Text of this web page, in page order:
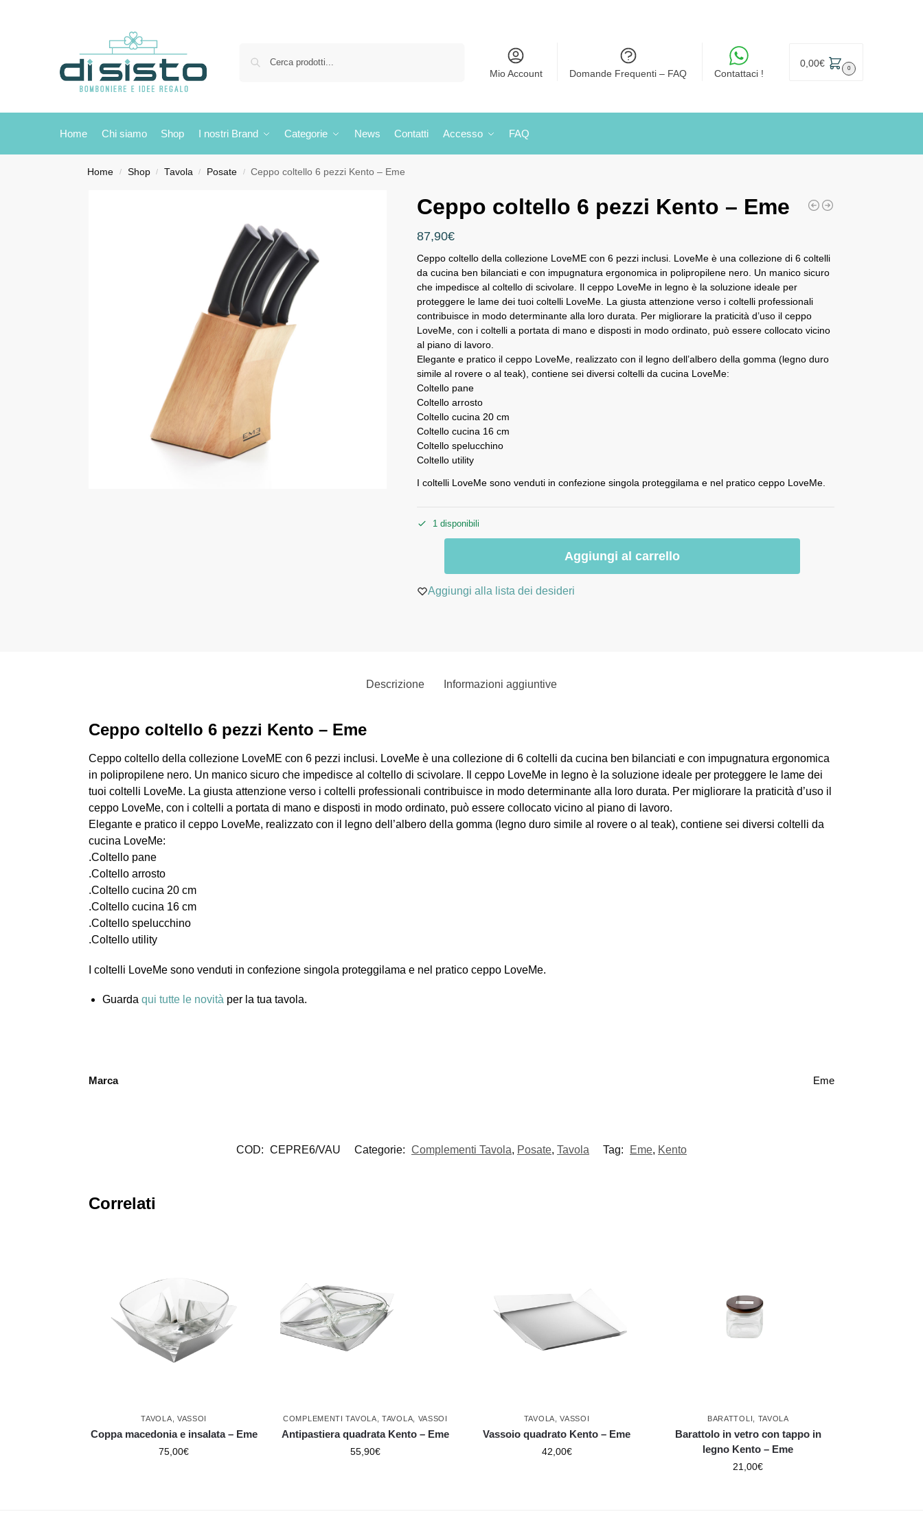
Mio Account Domande Frequenti – FAQ Contattaci !
0,00€ 0
Home Chi siamo Shop I nostri Brand Categorie News Contatti Accesso FAQ
Home / Shop / Tavola / Posate / Ceppo coltello 6 pezzi Kento – Eme
Ceppo coltello 6 pezzi Kento – Eme
87,90€
Ceppo coltello della collezione LoveME con 6 pezzi inclusi. LoveMe è una collezione di 6 coltelli
da cucina ben bilanciati e con impugnatura ergonomica in polipropilene nero. Un manico sicuro
che impedisce al coltello di scivolare. Il ceppo LoveMe in legno è la soluzione ideale per
proteggere le lame dei tuoi coltelli LoveMe. La giusta attenzione verso i coltelli professionali
contribuisce in modo determinante alla loro durata. Per migliorare la praticità d’uso il ceppo
LoveMe, con i coltelli a portata di mano e disposti in modo ordinato, può essere collocato vicino
al piano di lavoro.
Elegante e pratico il ceppo LoveMe, realizzato con il legno dell’albero della gomma (legno duro
simile al rovere o al teak), contiene sei diversi coltelli da cucina LoveMe:
Coltello pane
Coltello arrosto
Coltello cucina 20 cm
Coltello cucina 16 cm
Coltello spelucchino
Coltello utility
I coltelli LoveMe sono venduti in confezione singola proteggilama e nel pratico ceppo LoveMe.
1 disponibili
Aggiungi al carrello
Aggiungi alla lista dei desideri
Descrizione Informazioni aggiuntive
Ceppo coltello 6 pezzi Kento – Eme
Ceppo coltello della collezione LoveME con 6 pezzi inclusi. LoveMe è una collezione di 6 coltelli da cucina ben bilanciati e con impugnatura ergonomica
in polipropilene nero. Un manico sicuro che impedisce al coltello di scivolare. Il ceppo LoveMe in legno è la soluzione ideale per proteggere le lame dei
tuoi coltelli LoveMe. La giusta attenzione verso i coltelli professionali contribuisce in modo determinante alla loro durata. Per migliorare la praticità d’uso il
ceppo LoveMe, con i coltelli a portata di mano e disposti in modo ordinato, può essere collocato vicino al piano di lavoro.
Elegante e pratico il ceppo LoveMe, realizzato con il legno dell’albero della gomma (legno duro simile al rovere o al teak), contiene sei diversi coltelli da
cucina LoveMe:
.Coltello pane
.Coltello arrosto
.Coltello cucina 20 cm
.Coltello cucina 16 cm
.Coltello spelucchino
.Coltello utility
I coltelli LoveMe sono venduti in confezione singola proteggilama e nel pratico ceppo LoveMe.
Guarda qui tutte le novità per la tua tavola.
Marca Eme
COD: CEPRE6/VAU Categorie: Complementi Tavola, Posate, Tavola Tag: Eme, Kento
Correlati
TAVOLA VASSOI
Coppa macedonia e insalata – Eme
75,00€
COMPLEMENTI TAVOLA ,TAVOLA VASSOI
Antipastiera quadrata Kento – Eme
55,90€
TAVOLA ,VASSOI
Vassoio quadrato Kento – Eme
42,00€
BARATTOLI TAVOLA
Barattolo in vetro con tappo in
legno Kento – Eme
21,00€